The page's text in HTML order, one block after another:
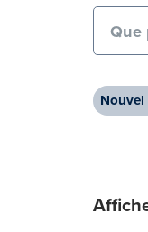
Nouvel